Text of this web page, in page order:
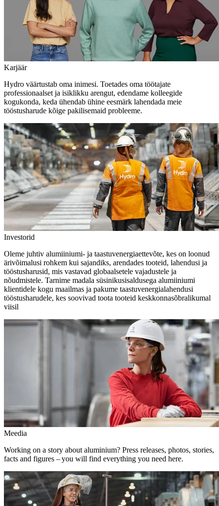
Karjäär
Hydro väärtustab oma inimesi. Toetades oma töötajate
professionaalset ja isiklikku arengut, edendame kolleegide
kogukonda, keda ühendab ühine eesmärk lahendada meie
tööstusharude kõige pakilisemaid probleeme.
Investorid
Oleme juhtiv alumiiniumi- ja taastuvenergiaettevõte, kes on loonud
ärivõimalusi rohkem kui sajandiks, arendades tooteid, lahendusi ja
tööstusharusid, mis vastavad globaalsetele vajadustele ja
nõudmistele. Tarnime madala süsinikusisaldusega alumiiniumi
klientidele kogu maailmas ja pakume taastuvenergialahendusi
tööstusharudele, kes soovivad toota tooteid keskkonnasõbralikumal
viisil
Meedia
Working on a story about aluminium? Press releases, photos, stories,
facts and figures – you will find everything you need here.